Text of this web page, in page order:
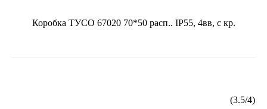
Коробка ТУСО 67020 70*50 расп.. IP55, 4вв, с кр.
(3.5/4)